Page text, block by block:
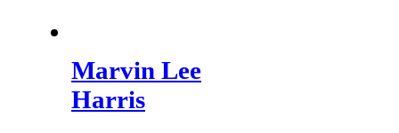
Marvin Lee
Harris